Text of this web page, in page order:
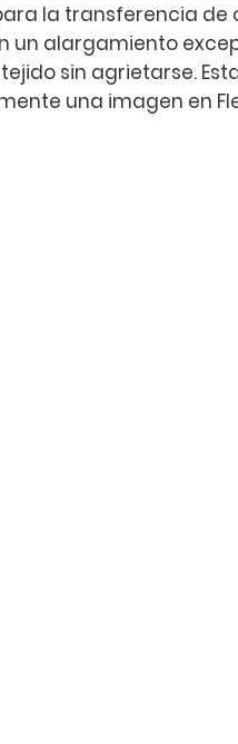
la transferencia de
un alargamiento
sin agrietarse.
una imagen en